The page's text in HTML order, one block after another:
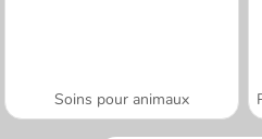
Soins pour animaux